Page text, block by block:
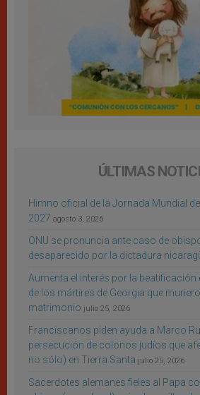
ÚLTIMAS
Himno oficial de la Jornada Mundial de
2027 agosto 3, 2026
ONU se pronuncia ante caso de
desaparecido por la dictadura
Aumenta el interés por la beatificación
de los mártires de Georgia que
matrimonio julio 25, 2026
Franciscanos piden ayuda a Marco
persecución de colonos judíos que
no sólo) en Tierra Santa julio 25, 2026
Sacerdotes alemanes fieles al Papa